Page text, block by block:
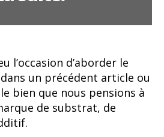
l’occasion d’aborder le
dans un précédent article ou
bien que nous pensions à
de substrat, de